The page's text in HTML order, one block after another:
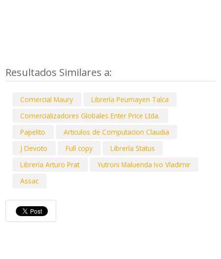
Resultados Similares a:
Comercial Maury
Librería Peumayen Talca
Comercializadores Globales Enter Price Ltda.
Papelito
Articulos de Computacion Claudia
J Devoto
Full copy
Librería Status
Librería Arturo Prat
Yutroni Maluenda Ivo Vladimir
Assac